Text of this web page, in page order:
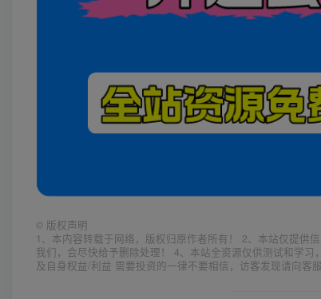
© 版权声明
1、本内容转载于网络，版权归原作者所有！ 2、本站仅提供
我们，会尽快给予删除处理！ 4、本站全资源仅供测试和学
及自身权益/利益 需要投资的一律不要相信，访客发现请向